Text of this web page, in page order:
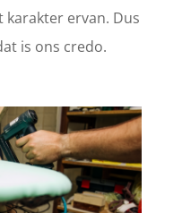
ervan. Dus
is ons credo.